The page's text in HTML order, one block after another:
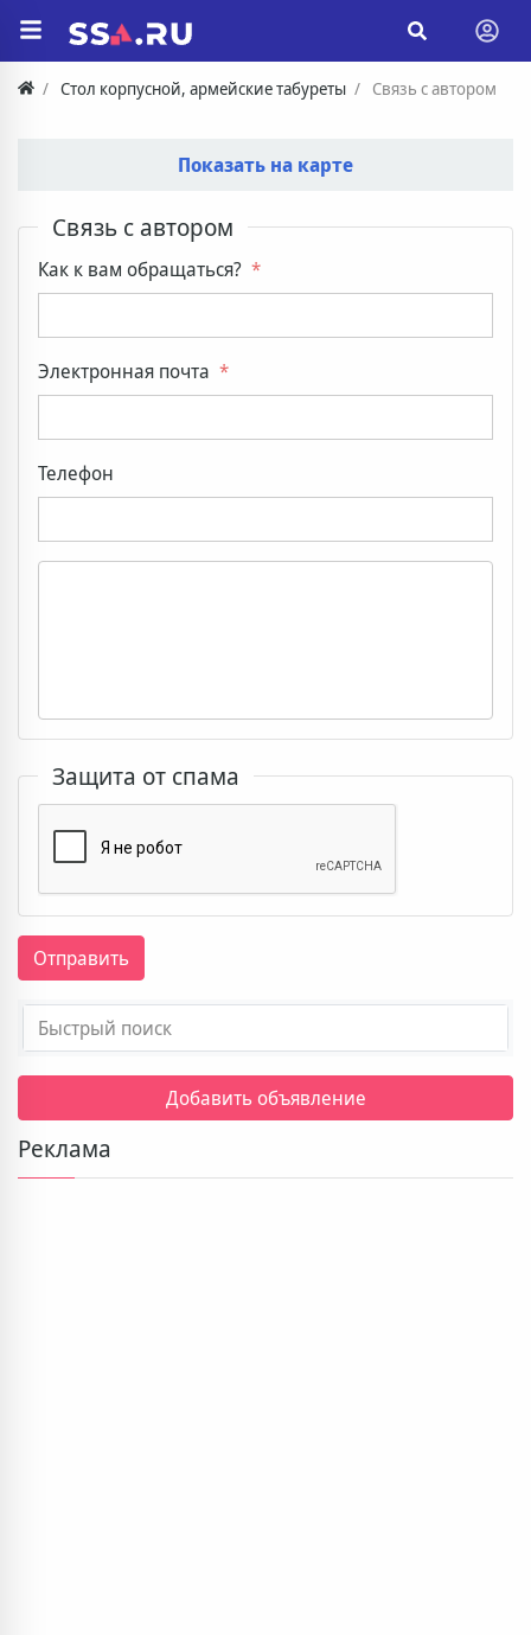
Стол корпусной, армейские табуреты Связь с автором
Показать на карте
Связь с автором
Как к вам обращаться?
Электронная почта
Телефон
Защита от спама
Отправить
Добавить объявление
Реклама